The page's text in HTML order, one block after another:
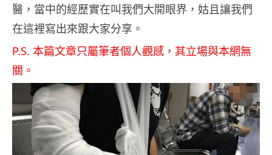
醫，當中的經歷實在叫我們大開眼界，姑且讓我們
在這裡寫出來跟大家分享。
P.S. 本篇文章只屬筆者個人觀感，其立場與本網無
關。